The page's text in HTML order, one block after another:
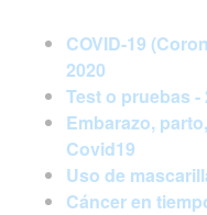
COVID-19
2020
Test o pruebas -
Embarazo,
Covid19
Uso de
Cáncer en